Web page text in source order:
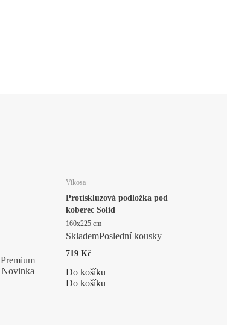
Premium
Novinka
Vikosa
Protiskluzová podložka pod
koberec Solid
160x225 cm
SklademPoslední kousky
719 Kč
Do košíku
Do košíku